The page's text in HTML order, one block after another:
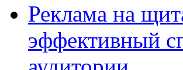
Реклама на
эффективный